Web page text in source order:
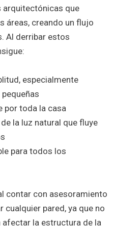
arquitectónicas que
áreas, creando un flujo
Al derribar estos
especialmente
por toda la casa
la luz natural que fluye
para todos los
contar con asesoramiento
pared, ya que no
la estructura de la